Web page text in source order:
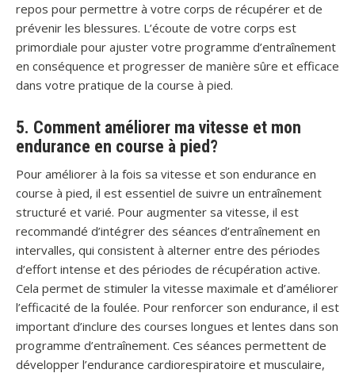
repos pour permettre à votre corps de récupérer et de
prévenir les blessures. L’écoute de votre corps est
primordiale pour ajuster votre programme d’entraînement
en conséquence et progresser de manière sûre et efficace
dans votre pratique de la course à pied.
5. Comment améliorer ma vitesse et mon
endurance en course à pied?
Pour améliorer à la fois sa vitesse et son endurance en
course à pied, il est essentiel de suivre un entraînement
structuré et varié. Pour augmenter sa vitesse, il est
recommandé d’intégrer des séances d’entraînement en
intervalles, qui consistent à alterner entre des périodes
d’effort intense et des périodes de récupération active.
Cela permet de stimuler la vitesse maximale et d’améliorer
l’efficacité de la foulée. Pour renforcer son endurance, il est
important d’inclure des courses longues et lentes dans son
programme d’entraînement. Ces séances permettent de
développer l’endurance cardiorespiratoire et musculaire,